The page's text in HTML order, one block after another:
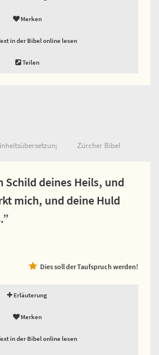
Merken
in der Bibel online lesen
Teilen
Zürcher Bibel
Schild deines Heils, und
mich, und deine Huld
Dies soll der Taufspruch werden!
Erläuterung
Merken
in der Bibel online lesen